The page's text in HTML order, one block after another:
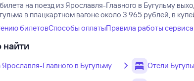
на поезд из Ярославля-Главного в Бугульму
в плацкартном вагоне около 3 965 рублей, в
билетовСпособы оплатыПравила работы сервиса
Главного в Бугульму Отели